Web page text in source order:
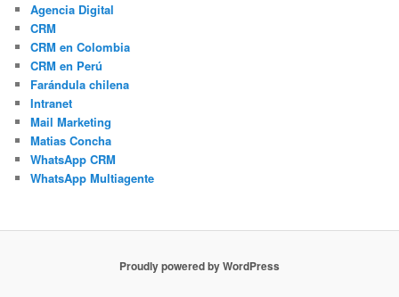
Agencia Digital
CRM
CRM en Colombia
CRM en Perú
Farándula chilena
Intranet
Mail Marketing
Matias Concha
WhatsApp CRM
WhatsApp Multiagente
Proudly powered by WordPress